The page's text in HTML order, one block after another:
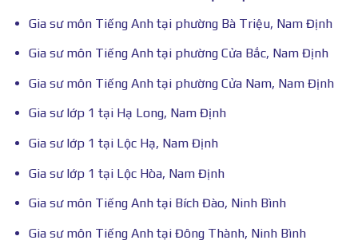
Gia sư môn Tiếng Anh tại phường Bà Triệu, Nam Định
Gia sư môn Tiếng Anh tại phường Cửa Bắc, Nam Định
Gia sư môn Tiếng Anh tại phường Cửa Nam, Nam Định
Gia sư lớp 1 tại Hạ Long, Nam Định
Gia sư lớp 1 tại Lộc Hạ, Nam Định
Gia sư lớp 1 tại Lộc Hòa, Nam Định
Gia sư môn Tiếng Anh tại Bích Đào, Ninh Bình
Gia sư môn Tiếng Anh tại Đông Thành, Ninh Bình